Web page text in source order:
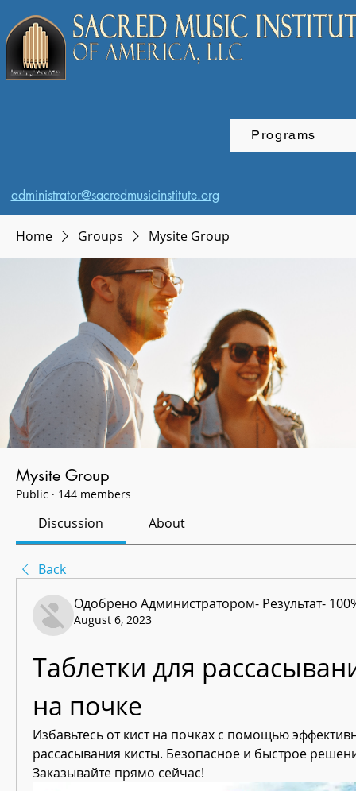
Programs
administrator@sacredmusicinstitute.org
Home Groups Mysite Group
Mysite Group
Public · 144 members
Discussion About
Back
Одобрено Администратором- Результат-
August 6, 2023
Таблетки для
на почке
Избавьтесь от кист на почках с помощью
рассасывания кисты. Безопасное и быстрое
Заказывайте прямо сейчас!